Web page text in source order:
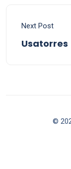
Next Post
Usatorres
©